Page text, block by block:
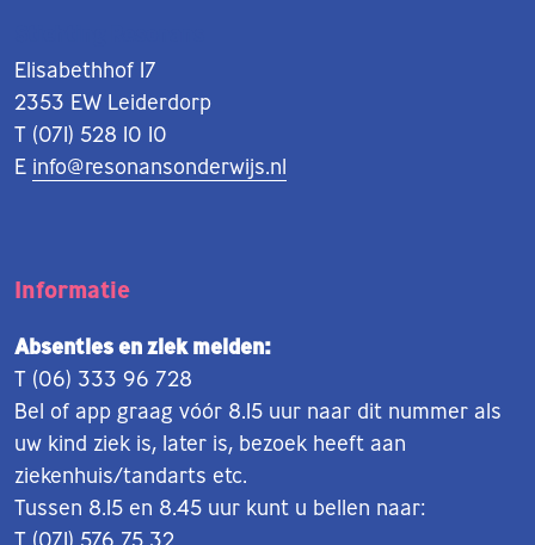
Elisabethhof 17
2353 EW Leiderdorp
T (071) 528 10 10
E info@resonansonderwijs.nl
Informatie
Absenties en ziek melden:
T (06) 333 96 728
Bel of app graag vóór 8.15 uur naar dit nummer als
uw kind ziek is, later is, bezoek heeft aan
ziekenhuis/tandarts etc.
Tussen 8.15 en 8.45 uur kunt u bellen naar: